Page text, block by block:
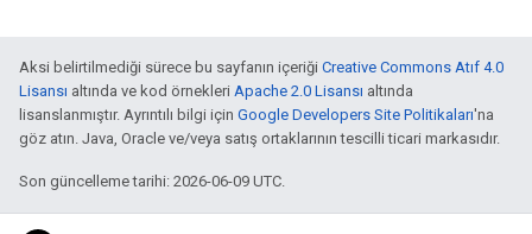
Aksi belirtilmediği sürece bu sayfanın içeriği Creative Commons Atıf 4.0
Lisansı altında ve kod örnekleri Apache 2.0 Lisansı altında
lisanslanmıştır. Ayrıntılı bilgi için Google Developers Site Politikaları'na
göz atın. Java, Oracle ve/veya satış ortaklarının tescilli ticari markasıdır.
Son güncelleme tarihi: 2026-06-09 UTC.